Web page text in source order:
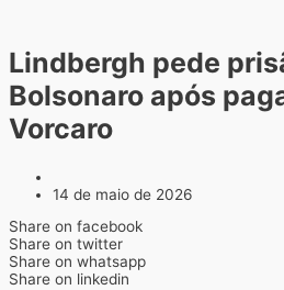
Lindbergh pede
Bolsonaro após
Vorcaro
14 de maio de 2026
Share on facebook
Share on twitter
Share on whatsapp
Share on linkedin